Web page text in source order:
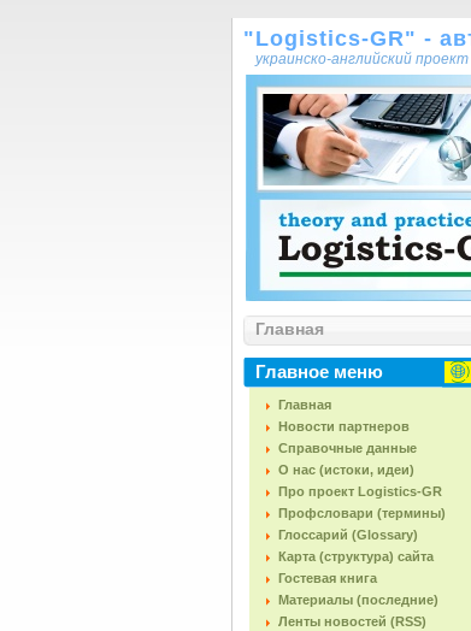
"Logistics-GR" -
украинско-английский
Главная
Главное меню
Главная
Новости партнеров
Справочные данные
О нас (истоки, идеи)
Про проект Logistics-GR
Профсловари (термины)
Глоссарий (Glossary)
Карта (структура) сайта
Гостевая книга
Материалы (последние)
Ленты новостей (RSS)